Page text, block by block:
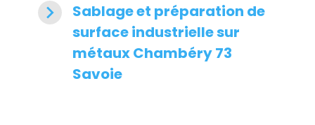
navigate_next Sablage et préparation de
surface industrielle sur
métaux Chambéry 73
Savoie